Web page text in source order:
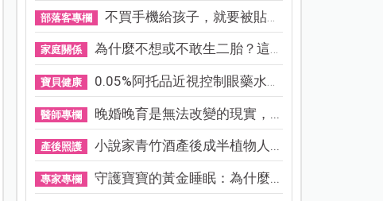
部落客專欄 不買手機給孩子，就要被貼「...
家庭關係 為什麼不想或不敢生二胎？這8...
寶貝健康 0.05%阿托品近視控制眼藥水納...
醫師專欄 晚婚晚育是無法改變的現實，...
產後照護 小說家青竹酒產後成半植物人...
專家專欄 守護寶寶的黃金睡眠：為什麼...